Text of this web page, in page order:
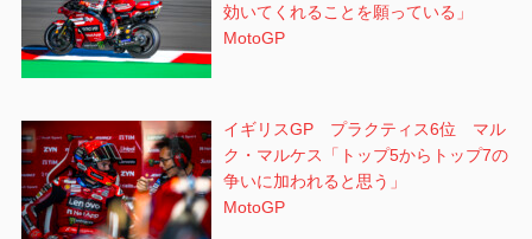
効いてくれることを願っている」
MotoGP
イギリスGP プラクティス6位 マル
ク・マルケス「トップ5からトップ7の
争いに加われると思う」
MotoGP